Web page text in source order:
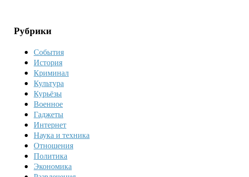
Рубрики
События
История
Криминал
Культура
Курьёзы
Военное
Гаджеты
Интернет
Наука и техника
Отношения
Политика
Экономика